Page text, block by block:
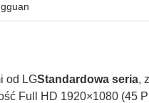
od LGStandardowa seria,
Full HD 1920×1080 (45